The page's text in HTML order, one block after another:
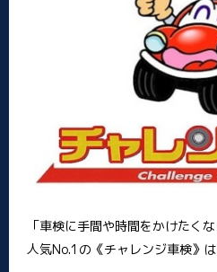
「車検に手間や時間をかけたく
人気No.1の《チャレンジ車検》